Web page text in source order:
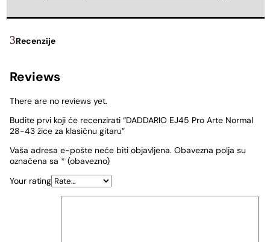
Recenzije
Reviews
There are no reviews yet.
Budite prvi koji će recenzirati “DADDARIO EJ45 Pro Arte Normal
28-43 žice za klasičnu gitaru”
Vaša adresa e-pošte neće biti objavljena. Obavezna polja su
označena sa * (obavezno)
Your rating